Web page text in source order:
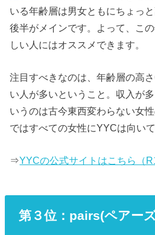
いる年齢層は男女ともにちょっ
後半がメインです。よって、こ
しい人にはオススメできます。
注目すべきなのは、年齢層の高
い人が多いということ。収入が
いうのは古今東西変わらない女
ではすべての女性にYYCは向い
⇒YYCの公式サイトはこちら（
第３位：pairs(ペアー